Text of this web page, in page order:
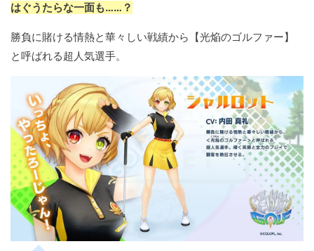
はぐうたらな一面も……？
勝負に賭ける情熱と華々しい戦績から【光焔のゴルファー】
と呼ばれる超人気選手。